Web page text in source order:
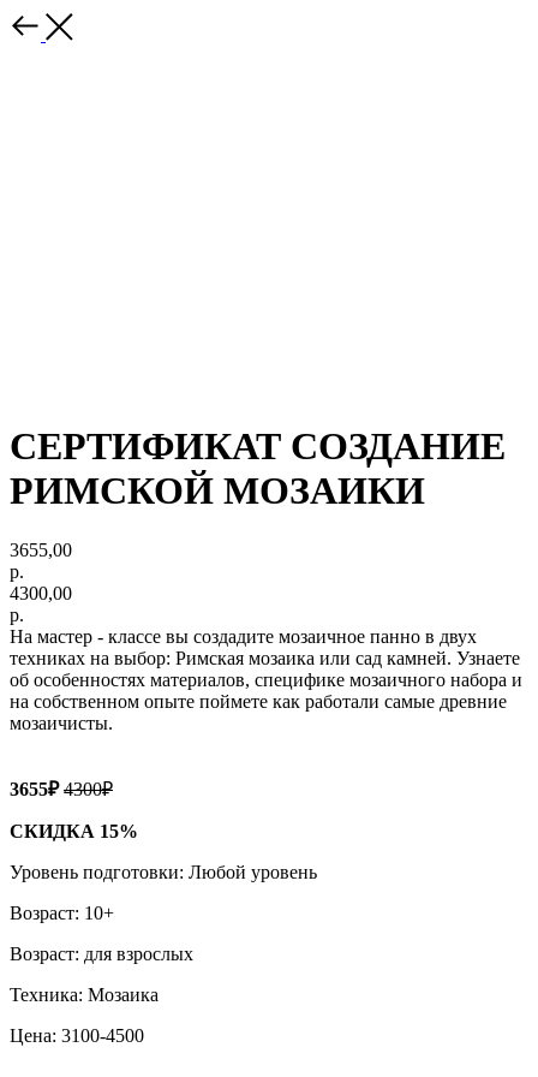
СЕРТИФИКАТ СОЗДАНИЕ
РИМСКОЙ МОЗАИКИ
3655,00
р.
4300,00
р.
На мастер - классе вы создадите мозаичное панно в двух
техниках на выбор: Римская мозаика или сад камней. Узнаете
об особенностях материалов, специфике мозаичного набора и
на собственном опыте поймете как работали самые древние
мозаичисты.
3655₽4300₽
СКИДКА 15%
Уровень подготовки: Любой уровень
Возраст: 10+
Возраст: для взрослых
Техника: Мозаика
Цена: 3100-4500